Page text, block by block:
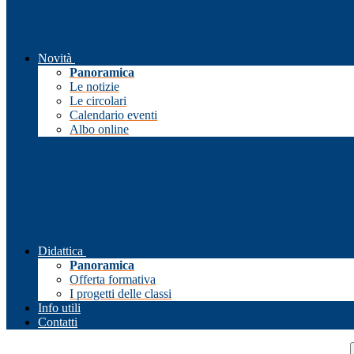
Novità
Panoramica
Le notizie
Le circolari
Calendario eventi
Albo online
Didattica
Panoramica
Offerta formativa
I progetti delle classi
Info utili
Contatti